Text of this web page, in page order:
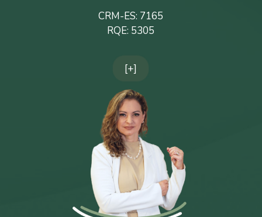
CRM-ES: 7165
RQE: 5305
[+]